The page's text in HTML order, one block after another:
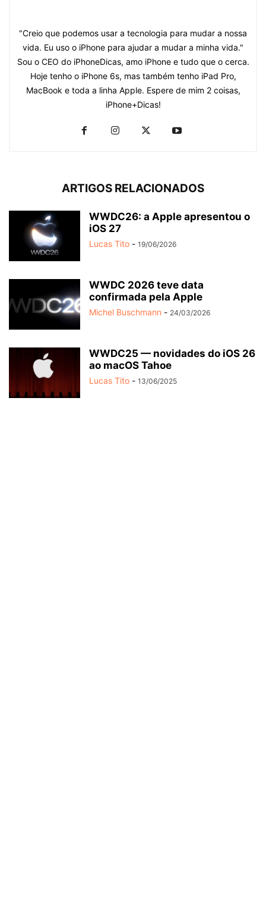
"Creio que podemos usar a tecnologia para mudar a nossa
vida. Eu uso o iPhone para ajudar a mudar a minha vida."
Sou o CEO do iPhoneDicas, amo iPhone e tudo que o cerca.
Hoje tenho o iPhone 6s, mas também tenho iPad Pro,
MacBook e toda a linha Apple. Espere de mim 2 coisas,
iPhone+Dicas!
ARTIGOS RELACIONADOS
WWDC26: a Apple apresentou o
iOS 27
Lucas Tito - 19/06/2026
WWDC 2026 teve data
confirmada pela Apple
Michel Buschmann - 24/03/2026
WWDC25 — novidades do iOS 26
ao macOS Tahoe
Lucas Tito - 13/06/2025